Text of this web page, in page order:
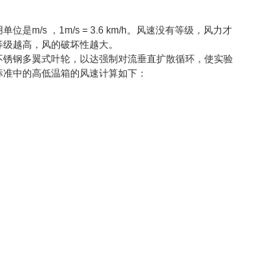
位是m/s ，1m/s = 3.6 km/h。风速没有等级，风力才
越高，风的破坏性越大。
钢多翼式叶轮，以达强制对流垂直扩散循环，使实验
中的高低温箱的风速计算如下：